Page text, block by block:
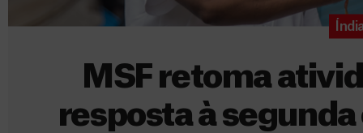
MSF retoma
resposta à